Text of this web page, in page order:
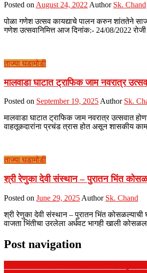
Posted on August 24, 2022 Author Sk. Chand
पोळा गणेश उत्सव कायद्याचे पालन करुन शांततेने
गणेश उत्सवानिमित्त आज दिनांक:- 24/08/2022
ताज्या घडामोडी
मालवाडा घाटात ट्राफिक जाम नवरात्र
Posted on September 19, 2025Author Sk.
मालवाडा घाटात ट्राफिक जाम नवरात्र उत्सवात
वाहतूकदारांना प्रचंड त्रास होत असून शासकीय
ताज्या घडामोडी
श्री रेणुका देवी संस्थान – पुरातन भिंत
Posted on June 29, 2025 Author Sk. Chand
श्री रेणुका देवी संस्थान – पुरातन भिंत कोसळल्याची
वाजता भिंतीचा उरलेला अर्धवट भागही खाली
Post navigation